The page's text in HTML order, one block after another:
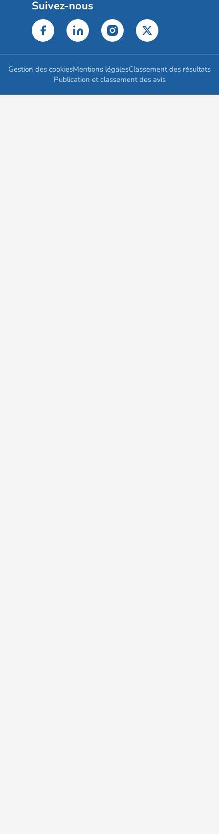
Suivez-nous
Gestion des cookiesMentions légalesClassement des résultats
Publication et classement des avis